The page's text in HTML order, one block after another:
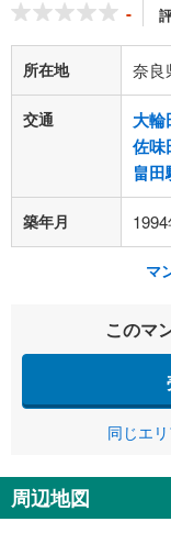
-
所在地 奈良
交通 大輪
佐味
畠田
築年月
マ
このマ
同じエ
周辺地図